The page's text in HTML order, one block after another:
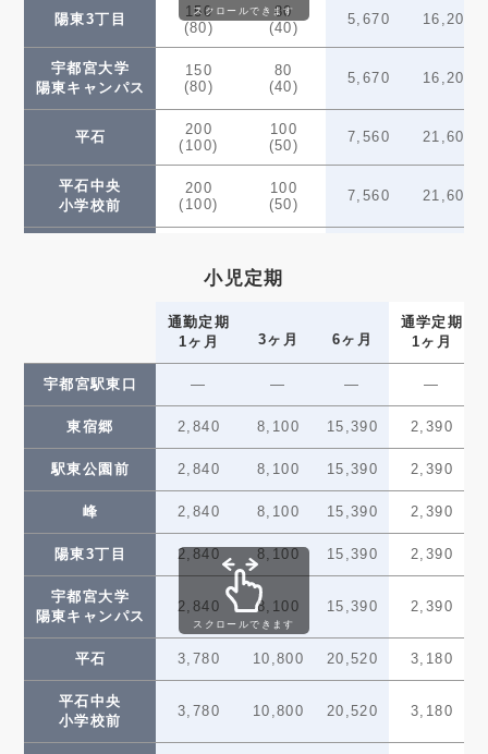
陽東3丁目
150
(80)
80
(40)
5,670 16,200
宇都宮大学
陽東キャンパス
150
(80)
80
(40)
5,670 16,200
平石
200
(100)
100
(50)
7,560 21,600
平石中央
小学校前
200
(100)
100
(50)
7,560 21,600
(150)
32,400
清原地区市民
センター前
300
150
11,340 32,400
グリーン
300
150
11,340 32,400
ゆいの杜西 13,230 37,800
ゆいの杜中央
350
(180)
180
(90)
13,230 37,800
ゆいの杜東
(180)
(90)
13,230 37,800
芳賀台
350
(180)
180
(90)
13,230 37,800
芳賀町工業団地
管理センター前
350
180
13,230 37,800
スクロールできます
小児定期
通勤定期
1ヶ月
3ヶ月 6ヶ月
通学定期
1ヶ月
宇都宮駅東口 — — — —
東宿郷 2,840 8,100 15,390 2,390
駅東公園前 2,840 8,100 15,390 2,390
峰 2,840 8,100 15,390 2,390
陽東3丁目 2,840 8,100 15,390 2,390
宇都宮大学
陽東キャンパス
2,840 8,100 15,390 2,390
平石 3,780 10,800 20,520 3,180
平石中央
小学校前
3,780 10,800 20,520 3,180
スクロールできます